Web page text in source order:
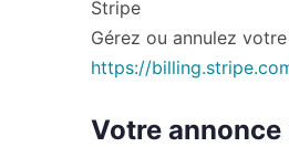
Stripe
Gérez ou annulez
https://
Votre